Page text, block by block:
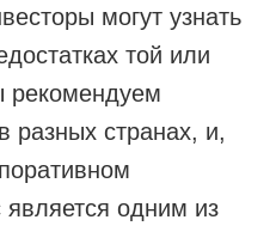
могут узнать
той или
рекомендуем
разных странах, и,
одним из